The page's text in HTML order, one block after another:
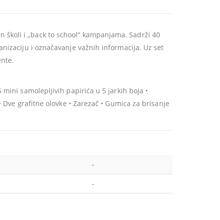
i „back to school“ kampanjama. Sadrži 40
i označavanje važnih informacija. Uz set
mini samolepljivih papirića u 5 jarkih boja •
grafitne olovke • Zarezač • Gumica za brisanje
-
-